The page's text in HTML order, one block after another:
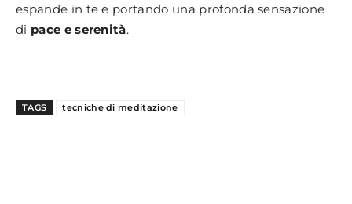
espande in te e portando una profonda sensazione
di pace e serenità.
TAGS tecniche di meditazione